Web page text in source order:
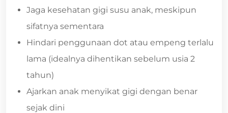
Jaga kesehatan gigi susu anak, meskipun
sifatnya sementara
Hindari penggunaan dot atau empeng terlalu
lama (idealnya dihentikan sebelum usia 2
tahun)
Ajarkan anak menyikat gigi dengan benar
sejak dini